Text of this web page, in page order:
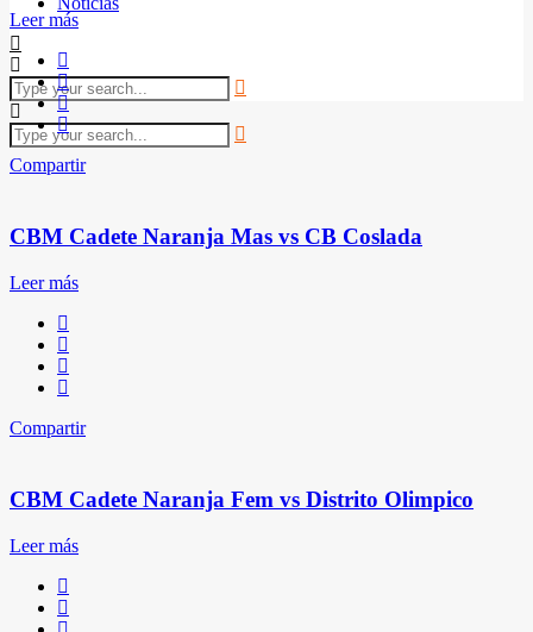
Leer más
Compartir
CBM Cadete Naranja Mas vs CB Coslada
Leer más
Compartir
CBM Cadete Naranja Fem vs Distrito Olimpico
Leer más